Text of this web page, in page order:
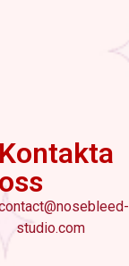
Kontakta
oss
studio.com